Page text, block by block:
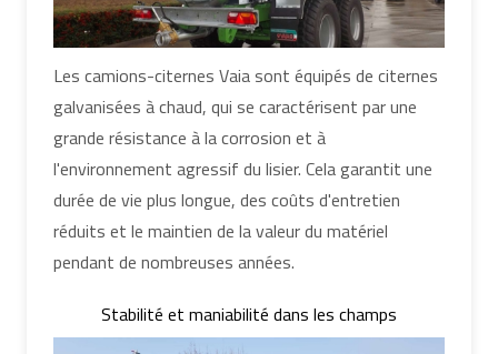
Les camions-citernes Vaia sont équipés de citernes
galvanisées à chaud, qui se caractérisent par une
grande résistance à la corrosion et à
l'environnement agressif du lisier. Cela garantit une
durée de vie plus longue, des coûts d'entretien
réduits et le maintien de la valeur du matériel
pendant de nombreuses années.
Stabilité et maniabilité dans les champs